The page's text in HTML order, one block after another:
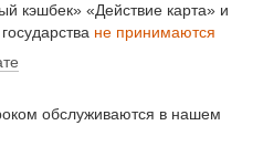
кэшбек» «Действие карта» и
не принимаются
обслуживаются в нашем